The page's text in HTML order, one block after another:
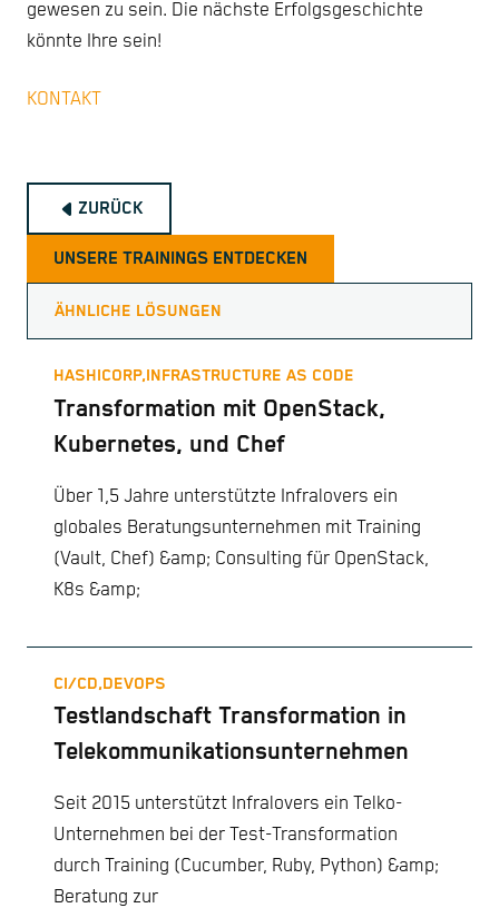
gewesen zu sein. Die nächste Erfolgsgeschichte
könnte Ihre sein!
KONTAKT
ZURÜCK
UNSERE TRAININGS ENTDECKEN
ÄHNLICHE LÖSUNGEN
HASHICORP,INFRASTRUCTURE AS CODE
Transformation mit OpenStack,
Kubernetes, und Chef
Über 1,5 Jahre unterstützte Infralovers ein
globales Beratungsunternehmen mit Training
(Vault, Chef) &amp; Consulting für OpenStack,
K8s &amp;
CI/CD,DEVOPS
Testlandschaft Transformation in
Telekommunikationsunternehmen
Seit 2015 unterstützt Infralovers ein Telko-
Unternehmen bei der Test-Transformation
durch Training (Cucumber, Ruby, Python) &amp;
Beratung zur